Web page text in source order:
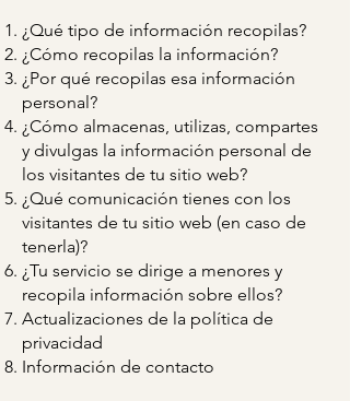
¿Qué tipo de información recopilas?
¿Cómo recopilas la información?
¿Por qué recopilas esa información
personal?
¿Cómo almacenas, utilizas, compartes
y divulgas la información personal de
los visitantes de tu sitio web?
¿Qué comunicación tienes con los
visitantes de tu sitio web (en caso de
tenerla)?
¿Tu servicio se dirige a menores y
recopila información sobre ellos?
Actualizaciones de la política de
privacidad
Información de contacto